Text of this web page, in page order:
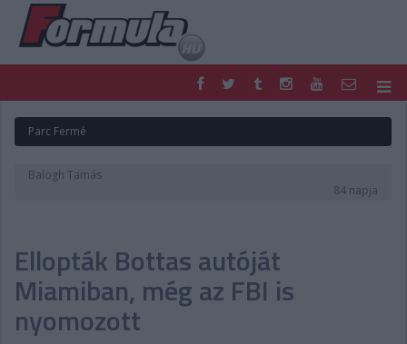
FORMULA
MOTOR
NEMZETKÖZI
DIGITÁLIS MAGAZIN
PONTÁLLÁSOK
VERSENYNAPTÁRAK
Parc Fermé
Balogh Tamás
84 napja
Ellopták Bottas autóját
Miamiban, még az FBI is
nyomozott